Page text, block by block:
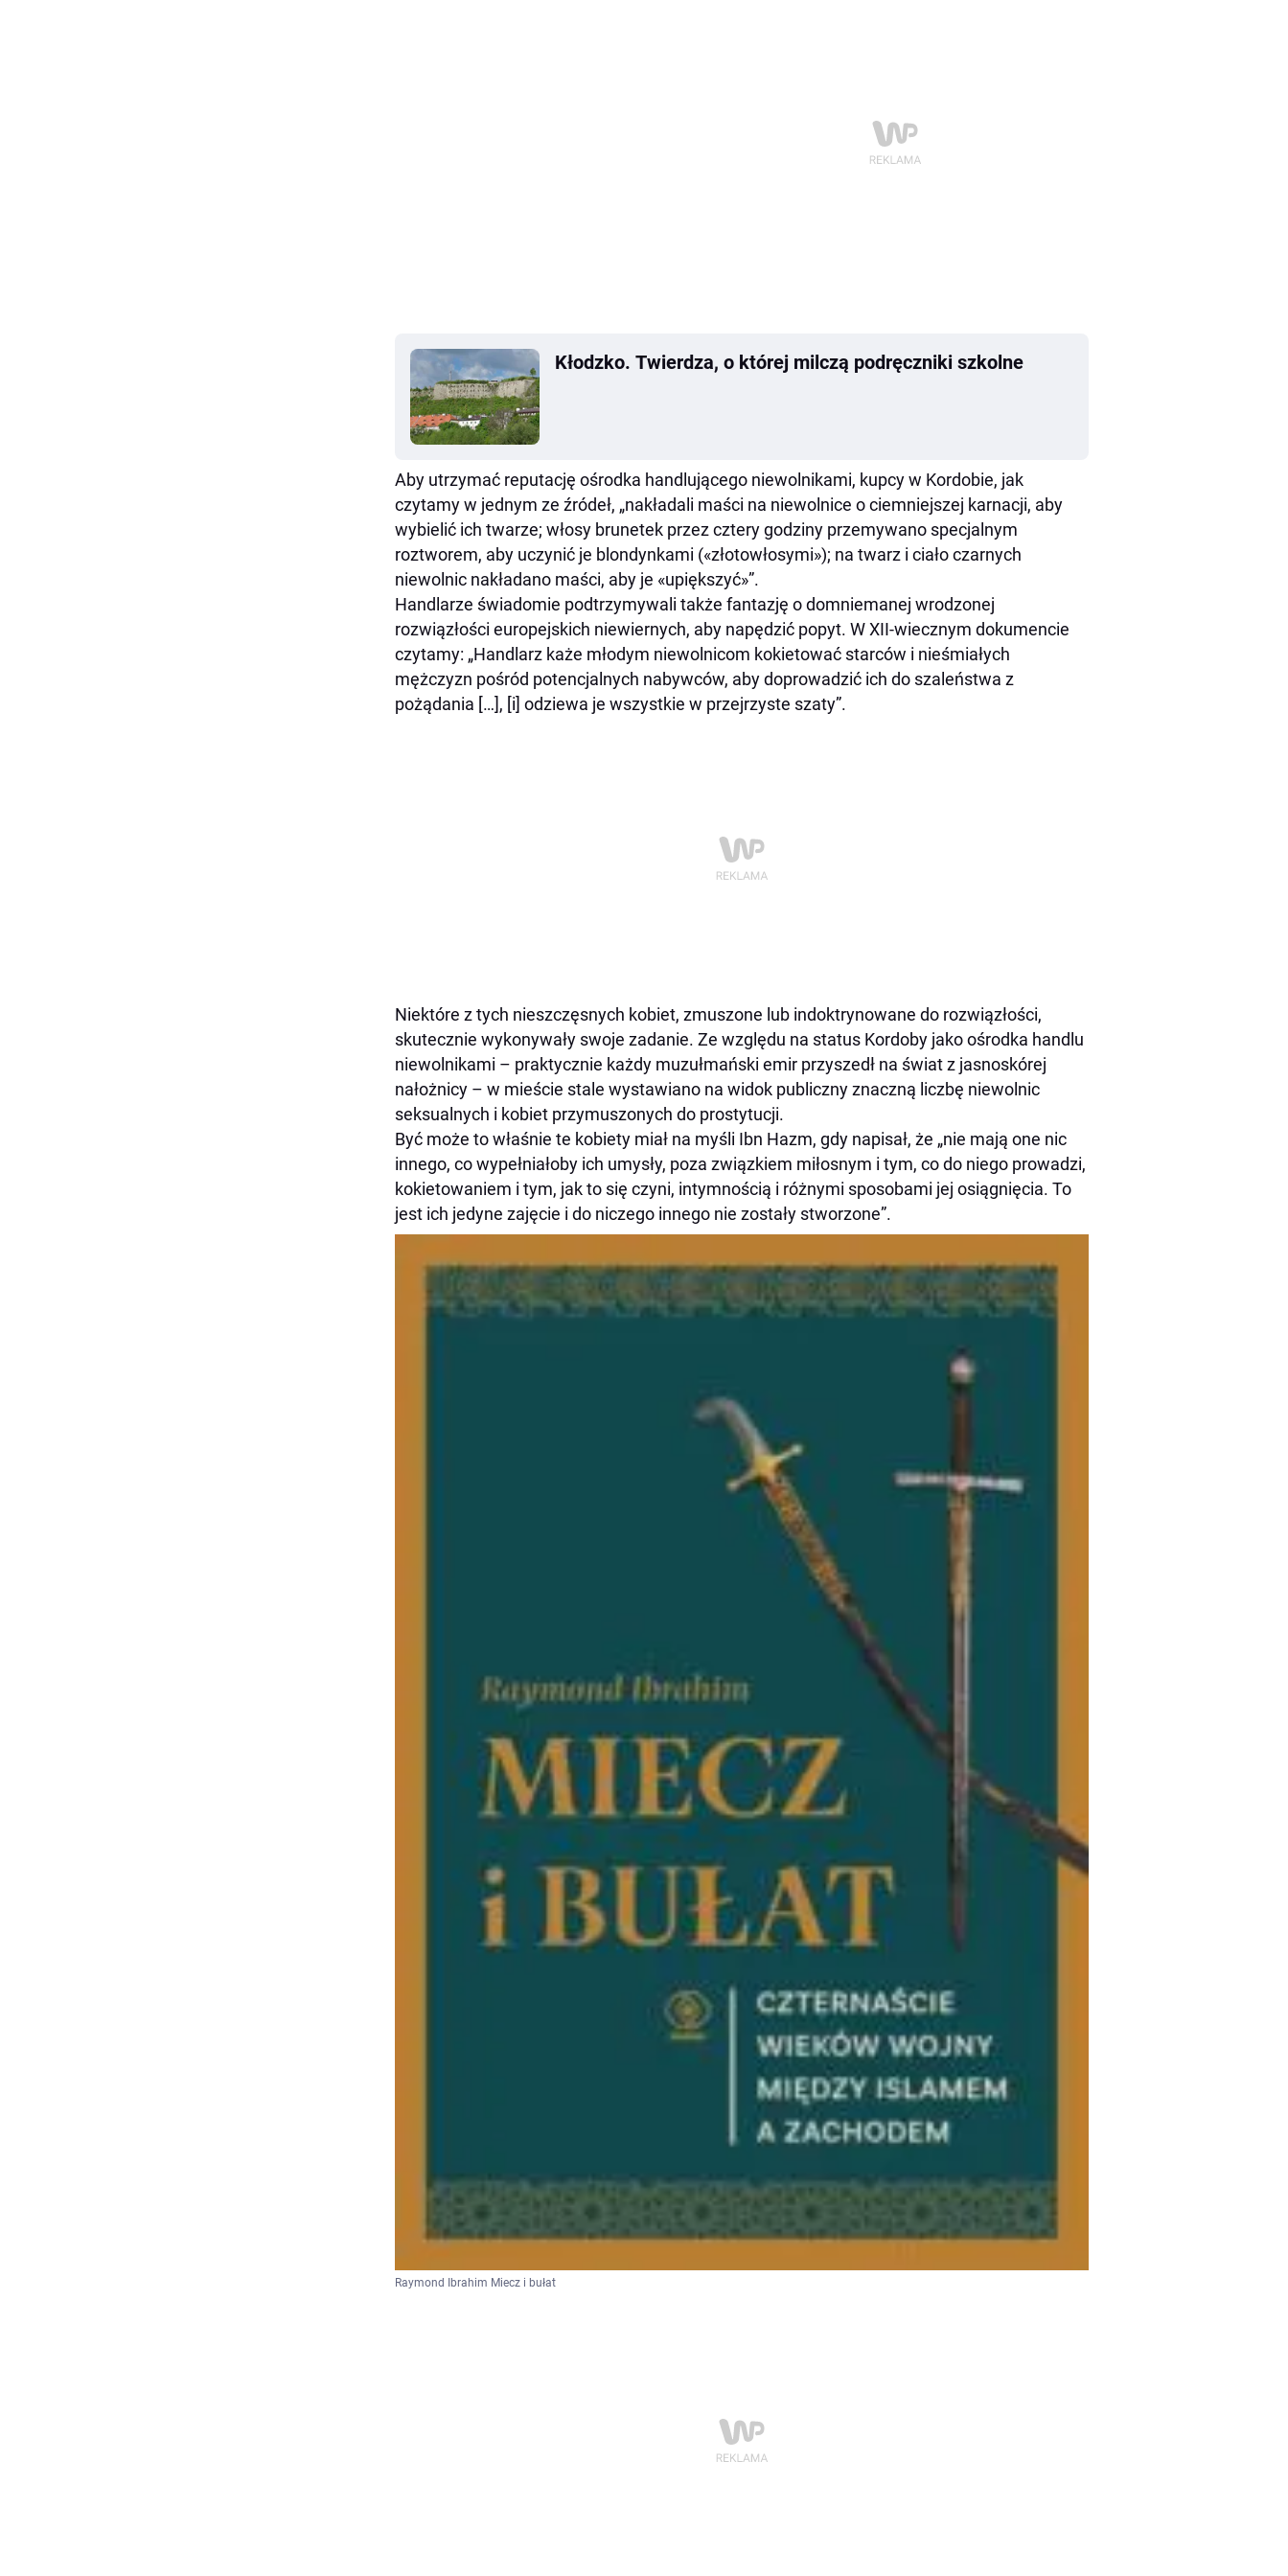
Kłodzko. Twierdza, o której milczą podręczniki szkolne
Aby utrzymać reputację ośrodka handlującego niewolnikami, kupcy w Kordobie, jak
czytamy w jednym ze źródeł, „nakładali maści na niewolnice o ciemniejszej karnacji, aby
wybielić ich twarze; włosy brunetek przez cztery godziny przemywano specjalnym
roztworem, aby uczynić je blondynkami («złotowłosymi»); na twarz i ciało czarnych
niewolnic nakładano maści, aby je «upiększyć»”.
Handlarze świadomie podtrzymywali także fantazję o domniemanej wrodzonej
rozwiązłości europejskich niewiernych, aby napędzić popyt. W XII-wiecznym dokumencie
czytamy: „Handlarz każe młodym niewolnicom kokietować starców i nieśmiałych
mężczyzn pośród potencjalnych nabywców, aby doprowadzić ich do szaleństwa z
pożądania […], [i] odziewa je wszystkie w przejrzyste szaty”.
Niektóre z tych nieszczęsnych kobiet, zmuszone lub indoktrynowane do rozwiązłości,
skutecznie wykonywały swoje zadanie. Ze względu na status Kordoby jako ośrodka handlu
niewolnikami – praktycznie każdy muzułmański emir przyszedł na świat z jasnoskórej
nałożnicy – w mieście stale wystawiano na widok publiczny znaczną liczbę niewolnic
seksualnych i kobiet przymuszonych do prostytucji.
Być może to właśnie te kobiety miał na myśli Ibn Hazm, gdy napisał, że „nie mają one nic
innego, co wypełniałoby ich umysły, poza związkiem miłosnym i tym, co do niego prowadzi,
kokietowaniem i tym, jak to się czyni, intymnością i różnymi sposobami jej osiągnięcia. To
jest ich jedyne zajęcie i do niczego innego nie zostały stworzone”.
Raymond Ibrahim Miecz i bułat